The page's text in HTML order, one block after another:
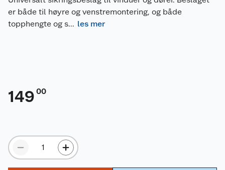
er både til høyre og venstremontering, og både
topphengte og s... les mer
149 00